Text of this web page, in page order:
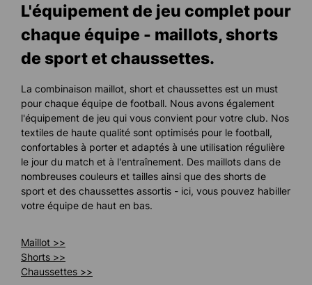
L'équipement de jeu complet pour
chaque équipe - maillots, shorts
de sport et chaussettes.
La combinaison maillot, short et chaussettes est un must
pour chaque équipe de football. Nous avons également
l'équipement de jeu qui vous convient pour votre club. Nos
textiles de haute qualité sont optimisés pour le football,
confortables à porter et adaptés à une utilisation régulière
le jour du match et à l'entraînement. Des maillots dans de
nombreuses couleurs et tailles ainsi que des shorts de
sport et des chaussettes assortis - ici, vous pouvez habiller
votre équipe de haut en bas.
Maillot >>
Shorts >>
Chaussettes >>